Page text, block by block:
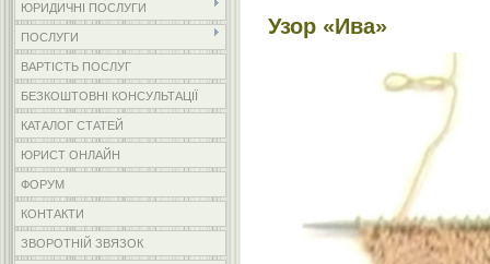
ЮРИДИЧНІ ПОСЛУГИ
ПОСЛУГИ
ВАРТІСТЬ ПОСЛУГ
БЕЗКОШТОВНІ КОНСУЛЬТАЦІЇ
КАТАЛОГ СТАТЕЙ
ЮРИСТ ОНЛАЙН
ФОРУМ
КОНТАКТИ
ЗВОРОТНІЙ ЗВЯЗОК
Узор «Ива»